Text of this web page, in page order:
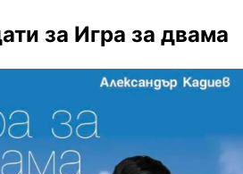
за Игра за двама